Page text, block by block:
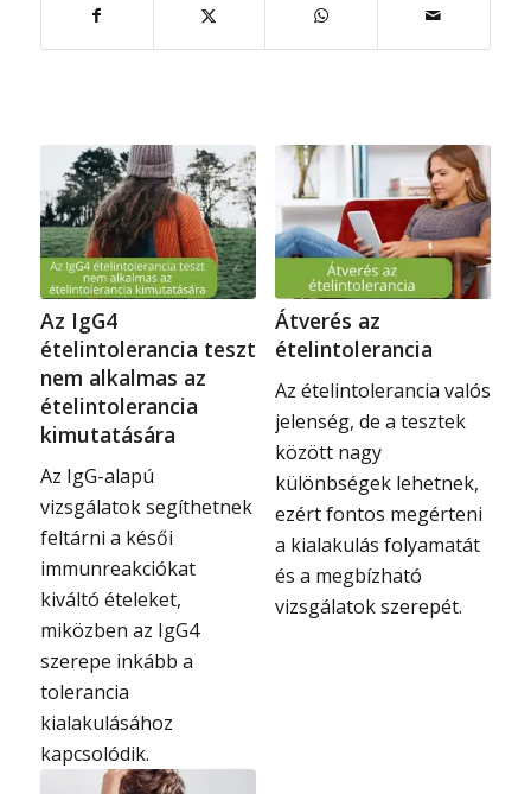
Az IgG4
ételintolerancia teszt
nem alkalmas az
ételintolerancia
kimutatására
Az IgG-alapú
vizsgálatok segíthetnek
feltárni a késői
immunreakciókat
kiváltó ételeket,
miközben az IgG4
szerepe inkább a
tolerancia
kialakulásához
kapcsolódik.
Átverés az
ételintolerancia
Az ételintolerancia valós
jelenség, de a tesztek
között nagy
különbségek lehetnek,
ezért fontos megérteni
a kialakulás folyamatát
és a megbízható
vizsgálatok szerepét.